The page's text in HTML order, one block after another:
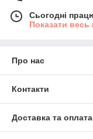
Сьогодні
Показати весь
Про нас
Контакти
Доставка та оплата